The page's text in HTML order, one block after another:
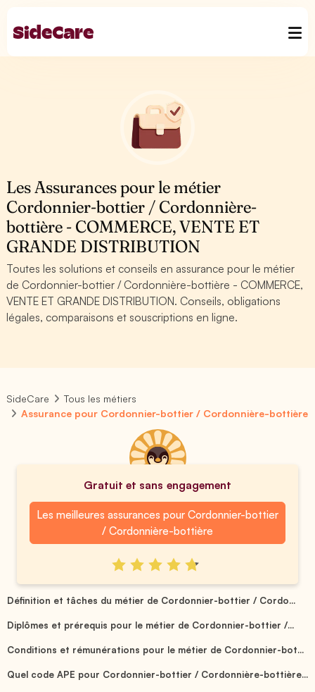
Les Assurances pour le métier
Cordonnier-bottier / Cordonnière-
bottière - COMMERCE, VENTE ET
GRANDE DISTRIBUTION
Toutes les solutions et conseils en assurance pour le métier
de Cordonnier-bottier / Cordonnière-bottière - COMMERCE,
VENTE ET GRANDE DISTRIBUTION. Conseils, obligations
légales, comparaisons et souscriptions en ligne.
SideCare
Tous les métiers
Assurance pour Cordonnier-bottier / Cordonnière-bottière
Gratuit et sans engagement
Les meilleures assurances pour Cordonnier-bottier
/ Cordonnière-bottière
Définition et tâches du métier de Cordonnier-bottier / Cordo...
Diplômes et prérequis pour le métier de Cordonnier-bottier /...
Conditions et rémunérations pour le métier de Cordonnier-bot...
Quel code APE pour Cordonnier-bottier / Cordonnière-bottière...